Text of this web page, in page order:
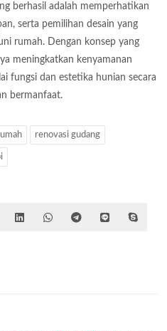
berhasil adalah memperhatikan
serta pemilihan desain yang
rumah. Dengan konsep yang
meningkatkan kenyamanan
fungsi dan estetika hunian secara
bermanfaat.
renovasi gudang